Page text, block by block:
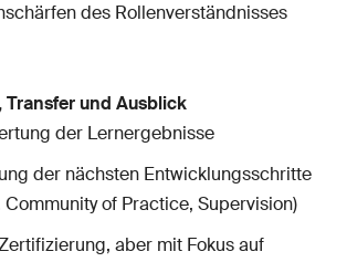
des Rollenverständnisses
Transfer und Ausblick
der Lernergebnisse
der nächsten Entwicklungsschritte
Community of Practice, Supervision)
aber mit Fokus auf